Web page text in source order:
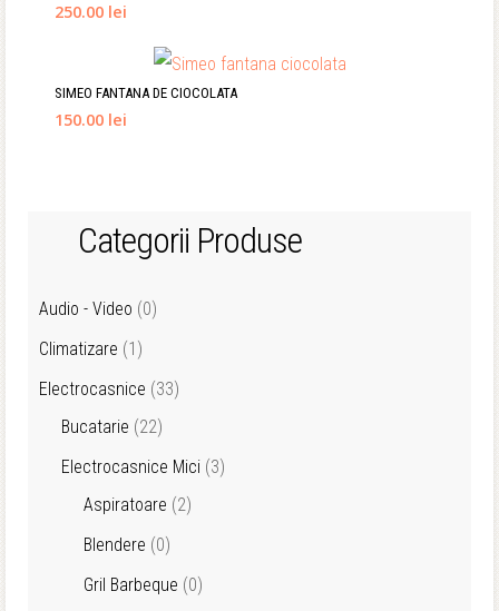
250.00 lei
SIMEO FANTANA DE CIOCOLATA
150.00 lei
Categorii Produse
Audio - Video (0)
Climatizare (1)
Electrocasnice (33)
Bucatarie (22)
Electrocasnice Mici (3)
Aspiratoare (2)
Blendere (0)
Gril Barbeque (0)